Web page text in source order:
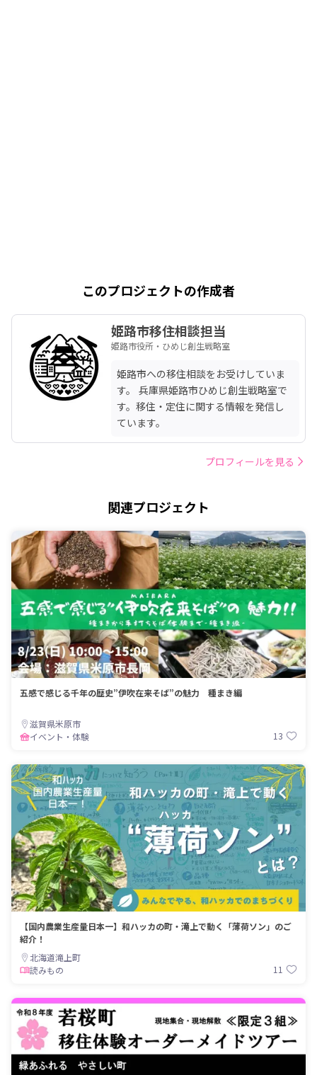
このプロジェクトの作成者
姫路市移住相談担当
姫路市役所・ひめじ創生戦略室
姫路市への移住相談をお受けしていま
す。 兵庫県姫路市ひめじ創生戦略室で
す。移住・定住に関する情報を発信し
ています。
プロフィールを見る
関連プロジェクト
五感で感じる千年の歴史”伊吹在来そば”の魅力 種まき編
滋賀県米原市
イベント・体験
13
【国内農業生産量日本一】和ハッカの町・滝上で動く「薄荷ソン」のご
紹介！
北海道滝上町
読みもの
11